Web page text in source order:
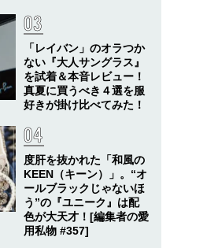
「レイバン」のオラつか
ない『大人サングラス』
を試着＆本音レビュー！
真夏に買うべき４選を服
好きが掛け比べてみた！
度肝を抜かれた「和風の
KEEN（キーン）」。“オ
ールブラックじゃないほ
う”の『ユニーク』は配
色が大天才！[編集者の愛
用私物 #357]